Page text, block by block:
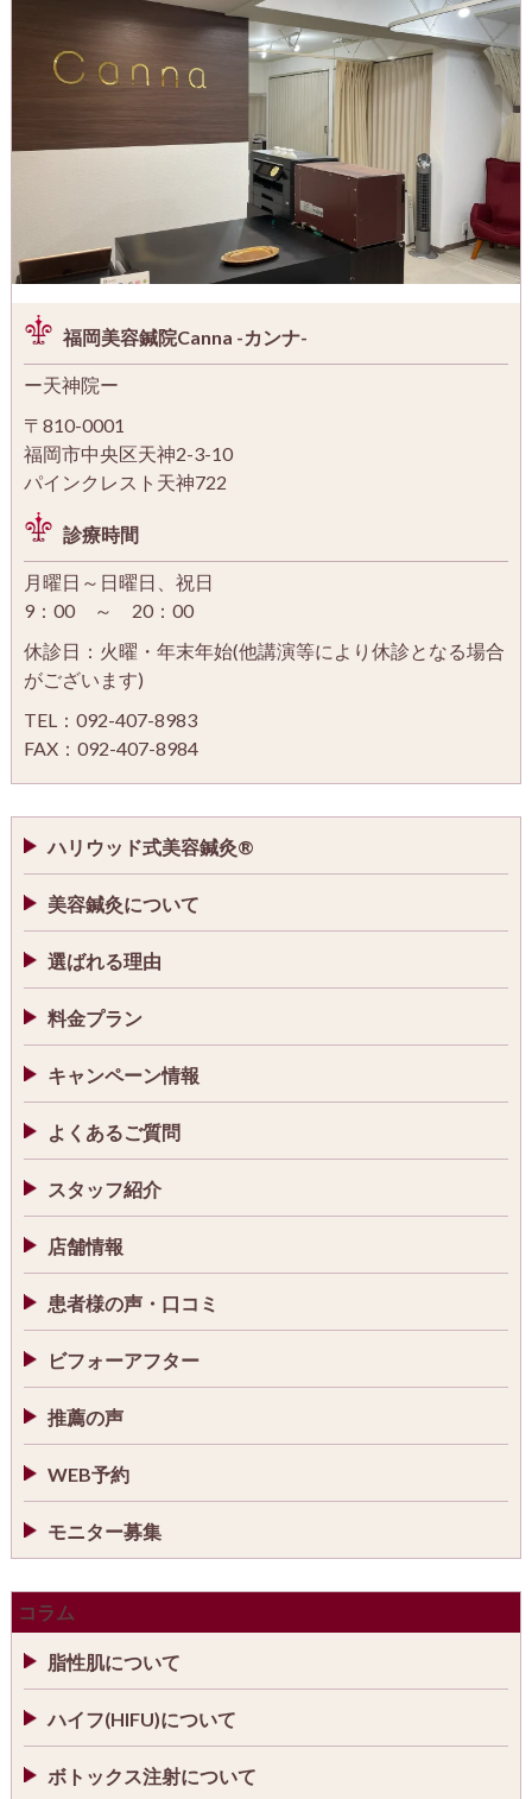
福岡美容鍼院Canna -カンナ-
ー天神院ー
〒810-0001
福岡市中央区天神2-3-10
パインクレスト天神722
診療時間
月曜日～日曜日、祝日
9：00 ～ 20：00
休診日：火曜・年末年始(他講演等により休診となる場合
がございます)
TEL：092-407-8983
FAX：092-407-8984
ハリウッド式美容鍼灸®
美容鍼灸について
選ばれる理由
料金プラン
キャンペーン情報
よくあるご質問
スタッフ紹介
店舗情報
患者様の声・口コミ
ビフォーアフター
推薦の声
WEB予約
モニター募集
コラム
脂性肌について
ハイフ(HIFU)について
ボトックス注射について